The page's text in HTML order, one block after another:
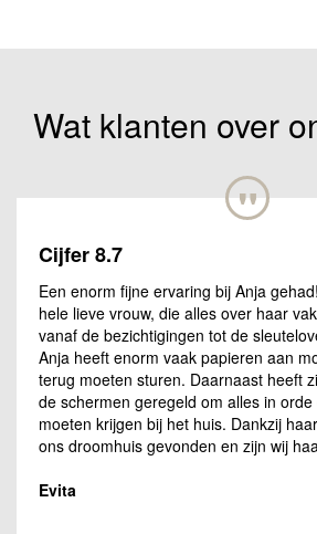
Wat klanten over
"
Cijfer 8.7
Een enorm fijne ervaring bij Anja
hele lieve vrouw, die alles over haar
vanaf de bezichtigingen tot de
Anja heeft enorm vaak papieren aan
terug moeten sturen. Daarnaast heeft
de schermen geregeld om alles in
moeten krijgen bij het huis. Dankzij
ons droomhuis gevonden en zijn wij
Evita